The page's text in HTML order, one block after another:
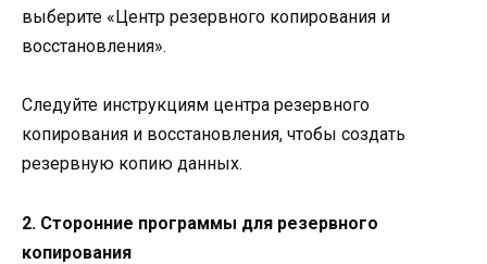
выберите «Центр резервного копирования и
восстановления».
Следуйте инструкциям центра резервного
копирования и восстановления, чтобы создать
резервную копию данных.
2. Сторонние программы для резервного
копирования